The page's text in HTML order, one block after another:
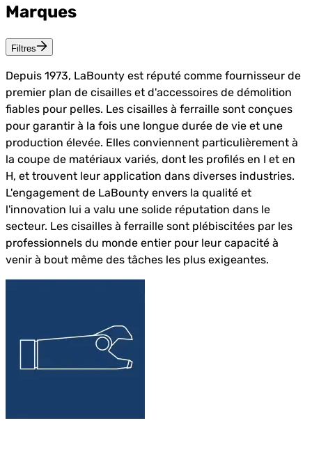
Marques
Filtres
Depuis 1973, LaBounty est réputé comme fournisseur de
premier plan de cisailles et d'accessoires de démolition
fiables pour pelles. Les cisailles à ferraille sont conçues
pour garantir à la fois une longue durée de vie et une
production élevée. Elles conviennent particulièrement à
la coupe de matériaux variés, dont les profilés en I et en
H, et trouvent leur application dans diverses industries.
L'engagement de LaBounty envers la qualité et
l'innovation lui a valu une solide réputation dans le
secteur. Les cisailles à ferraille sont plébiscitées par les
professionnels du monde entier pour leur capacité à
venir à bout même des tâches les plus exigeantes.